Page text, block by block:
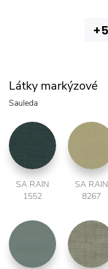
Látky markýzové
Sauleda
SA RAIN
1552
SA RAIN
8267